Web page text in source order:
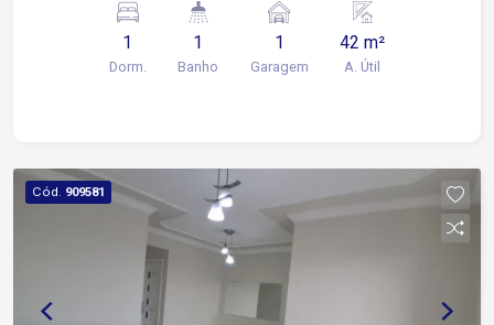
integrada a area de serviços Banheiro social
Varanda gourmet Depósito privativo Imóvel
moderno, com conceito aberto que proporciona
um dos bairros mais valorizados da cidade.
Localização Localizado no Condomínio
Mandarim, na região do Campolim, área nobre de
Sorocaba. Acesso rápido à Avenida Antônio
Carlos Comitre Aproximadamente 3 minutos de
caminhada até o Shopping Iguatemi Esplanada
1
Dorm.
1
Banho
1
Garagem
42 m²
A. Útil
Cód. 909581